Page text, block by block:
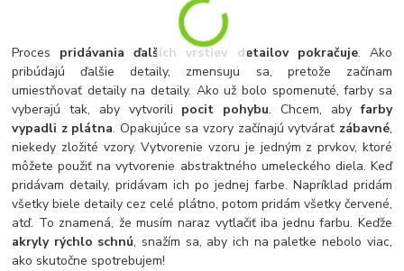
Proces pridávania ďalších vrstiev detailov pokračuje. Ako
pribúdajú ďalšie detaily, zmenšujú sa, pretože začínam
umiestňovať detaily na detaily. Ako už bolo spomenuté, farby sa
vyberajú tak, aby vytvorili pocit pohybu. Chcem, abyfarby
vypadli z plátna. Opakujúce sa vzory začínajú vytvárať zábavné,
niekedy zložité vzory. Vytvorenie vzoru je jedným z prvkov, ktoré
môžete použiť na vytvorenie abstraktného umeleckého diela. Keď
pridávam detaily, pridávam ich po jednej farbe. Napríklad pridám
všetky biele detaily cez celé plátno, potom pridám všetky červené,
atď. To znamená, že musím naraz vytlačiť iba jednu farbu. Keďže
akryly rýchlo schnú, snažím sa, aby ich na paletke nebolo viac,
ako skutočne spotrebujem!